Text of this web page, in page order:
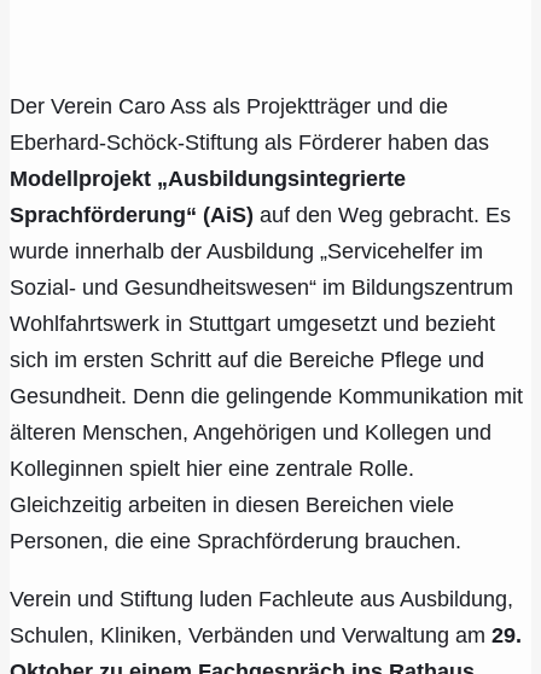
Der Verein Caro Ass als Projektträger und die
Eberhard-Schöck-Stiftung als Förderer haben das
Modellprojekt „Ausbildungsintegrierte
Sprachförderung“ (AiS) auf den Weg gebracht. Es
wurde innerhalb der Ausbildung „Servicehelfer im
Sozial- und Gesundheitswesen“ im Bildungszentrum
Wohlfahrtswerk in Stuttgart umgesetzt und bezieht
sich im ersten Schritt auf die Bereiche Pflege und
Gesundheit. Denn die gelingende Kommunikation mit
älteren Menschen, Angehörigen und Kollegen und
Kolleginnen spielt hier eine zentrale Rolle.
Gleichzeitig arbeiten in diesen Bereichen viele
Personen, die eine Sprachförderung brauchen.
Verein und Stiftung luden Fachleute aus Ausbildung,
Schulen, Kliniken, Verbänden und Verwaltung am 29.